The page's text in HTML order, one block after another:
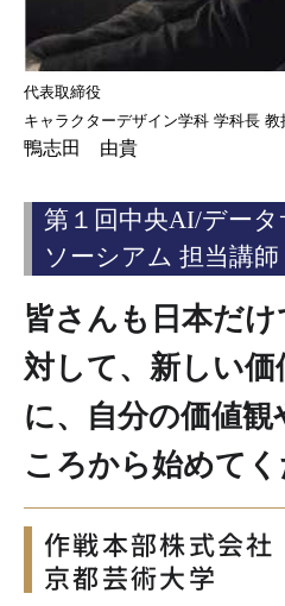
代表取締役
キャラクターデザイン学科 学科長 教
鴨志田 由貴
第１回中央AI/デー
ソーシアム 担当講師
皆さんも日本だ
対して、新しい
に、自分の価値観
ころから始めてく
作戦本部株式会社
京都芸術大学